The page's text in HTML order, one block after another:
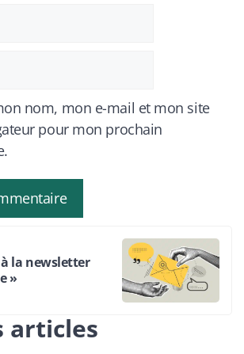
nom, mon e-mail et mon site
pour mon prochain
la newsletter
»
articles